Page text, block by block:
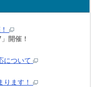
！
開催！
について
ります！